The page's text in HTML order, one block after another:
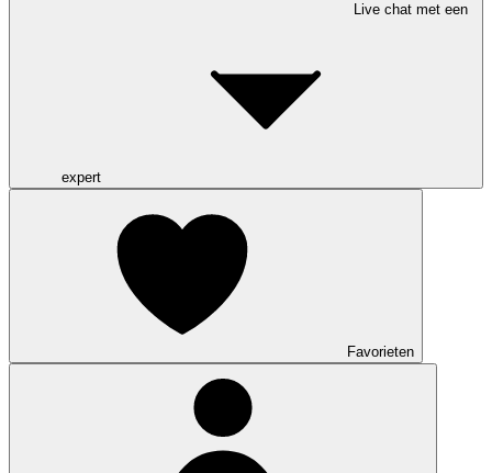
Live chat met een
expert
Favorieten